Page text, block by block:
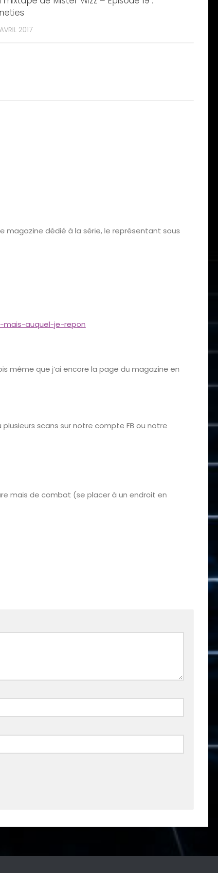
2017
magazine dédié à la série, le représentant sous
auquel-je-repon
même que j’ai encore la page du magazine en
plusieurs scans sur notre compte FB ou notre
mais de combat (se placer à un endroit en